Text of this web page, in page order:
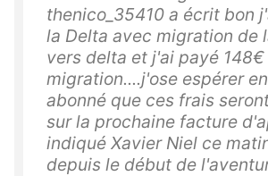
thenico_35410 a écrit bon
la Delta avec migration de
vers delta et j'ai payé
migration....j'ose espérer
abonné que ces frais
sur la prochaine facture
indiqué Xavier Niel ce
depuis le début de